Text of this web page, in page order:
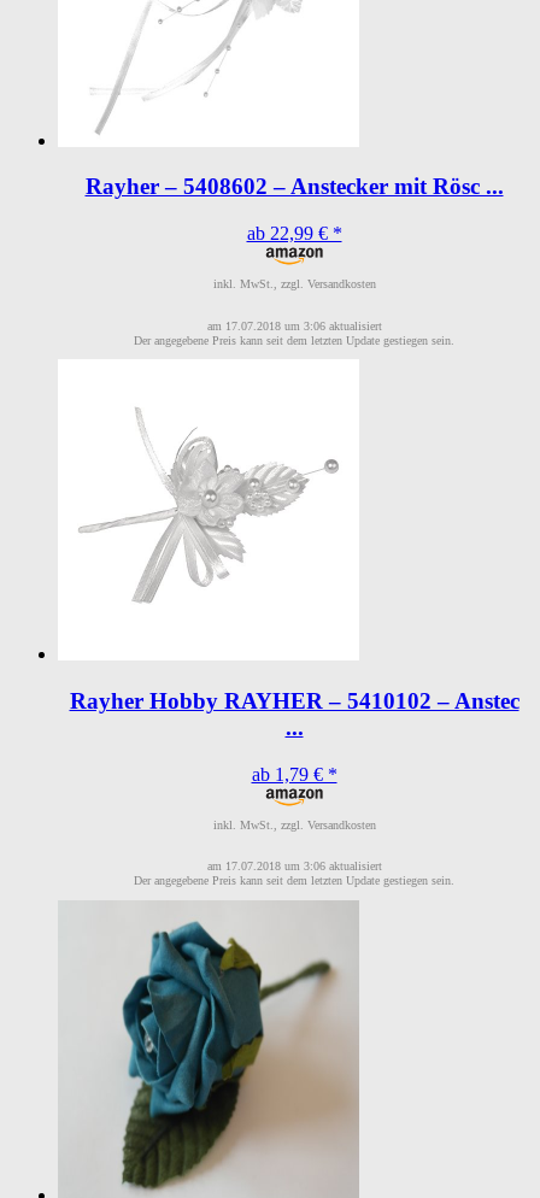
Rayher – 5408602 – Anstecker mit Rösc ...
ab 22,99 € *
inkl. MwSt., zzgl. Versandkosten
am 17.07.2018 um 3:06 aktualisiert
Der angegebene Preis kann seit dem letzten Update gestiegen sein.
Rayher Hobby RAYHER – 5410102 – Anstec
...
ab 1,79 € *
inkl. MwSt., zzgl. Versandkosten
am 17.07.2018 um 3:06 aktualisiert
Der angegebene Preis kann seit dem letzten Update gestiegen sein.